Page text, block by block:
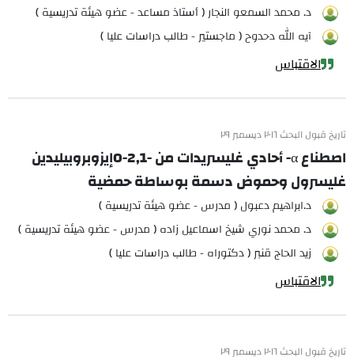
د. محمد السمعو النجار ( أستاذ مساعد - عضو هيئة تدريسية )
آيه الله دحدوح ( ماجستير - طالب دراسات عليا )
الاقتباس
تاريخ قبول البحث ٢٠١٦ ديسمبر ٢٩
اصطناع α- أحادي غليسريدات من -O-2,1إيزوبروبيليدين
غليسرول وحموض دسمة بوساطة حمضية
د.ابراهيم دعبول ( مدرس - عضو هيئة تدريسية )
د. محمد نوري شيخ اسماعيل زاده ( مدرس - عضو هيئة تدريسية )
زيد الحاج قنبر ( دكتوراه - طالب دراسات عليا )
الاقتباس
تاريخ قبول البحث ٢٠١٦ ديسمبر ٢٩